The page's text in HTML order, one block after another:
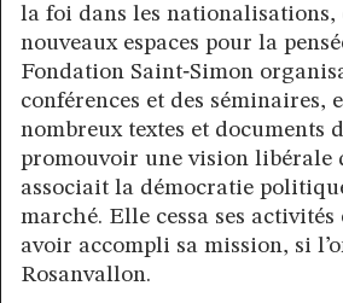
la foi dans les nationalisations,
nouveaux espaces pour la
Fondation Saint‑Simon
conférences et des séminaires,
nombreux textes et documents
promouvoir une vision libérale
associait la démocratie
marché. Elle cessa ses activités
avoir accompli sa mission, si
Rosanvallon.